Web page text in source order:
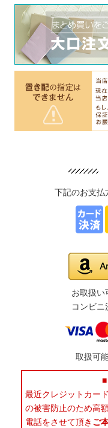
下記のお支払
お取扱い
コンビニ
取扱可
最近クレジットカー
の被害防止のため高
電話をさせて頂き ご